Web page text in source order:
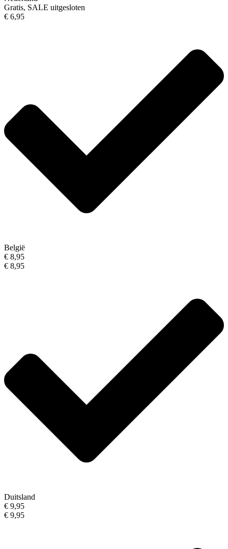
Gratis, SALE uitgesloten
€ 6,95
België
€ 8,95
€ 8,95
Duitsland
€ 9,95
€ 9,95